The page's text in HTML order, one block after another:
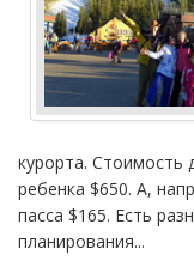
курорта. Стоимость
ребенка $650. А,
пасса $165. Есть
планирования...